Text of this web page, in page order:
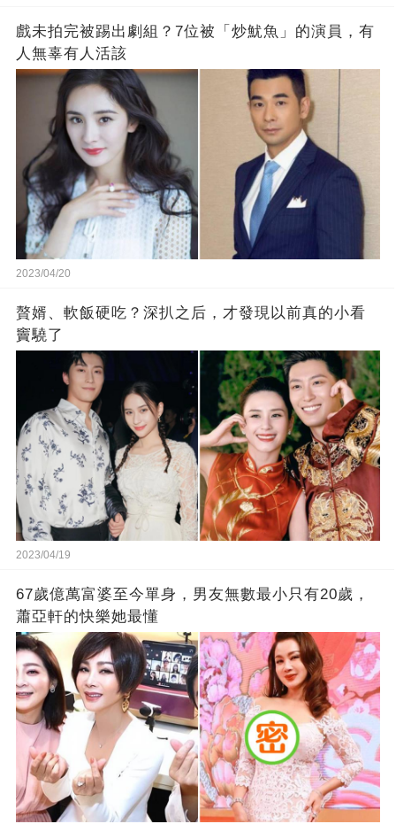
戲未拍完被踢出劇組？7位被「炒魷魚」的演員，有
人無辜有人活該
2023/04/20
贅婿、軟飯硬吃？深扒之后，才發現以前真的小看
竇驍了
2023/04/19
67歲億萬富婆至今單身，男友無數最小只有20歲，
蕭亞軒的快樂她最懂